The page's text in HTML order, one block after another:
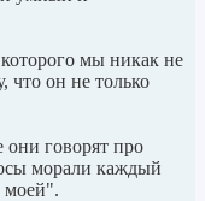
мы никак не
он не только
они говорят про
морали каждый
моей".